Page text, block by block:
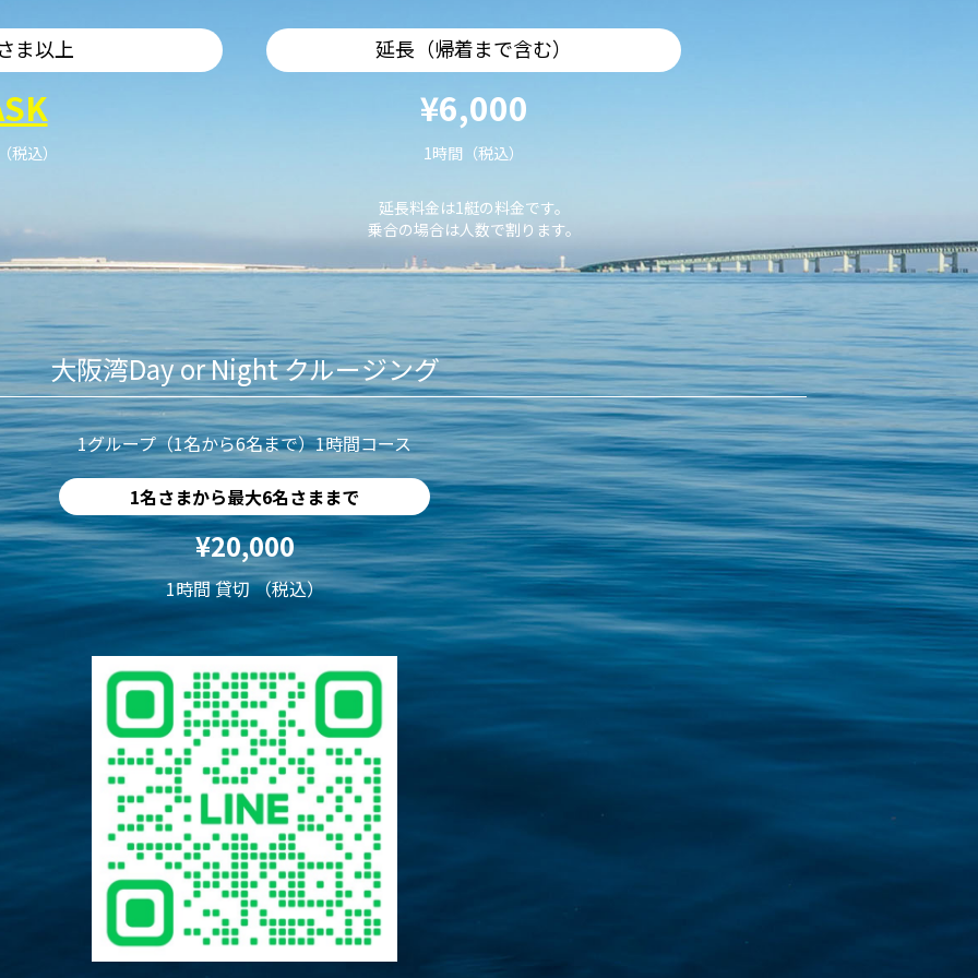
ま以上
税込）
延長（帰着まで含む）
¥6,000
1時間（税込）
延長料金は1艇の料金です。
乗合の場合は人数で割ります。
大阪湾Day or Night クルージング
1グループ（1名から6名まで）1時間コース
1名さまから最大6名さままで
¥20,000
1時間 貸切 （税込）